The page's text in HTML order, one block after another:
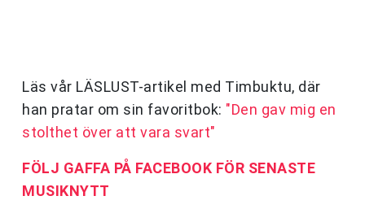
Läs vår LÄSLUST-artikel med Timbuktu, där
han pratar om sin favoritbok: "Den gav mig en
stolthet över att vara svart"
FÖLJ GAFFA PÅ FACEBOOK FÖR SENASTE
MUSIKNYTT